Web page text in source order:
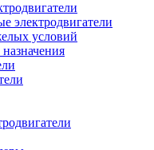
электродвигатели
условий